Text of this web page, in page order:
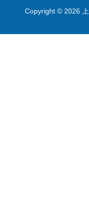
Copyright © 2026